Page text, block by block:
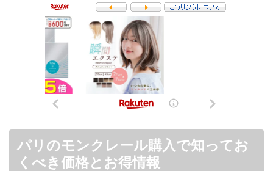
パリのモンクレール購入で知ってお
くべき価格とお得情報